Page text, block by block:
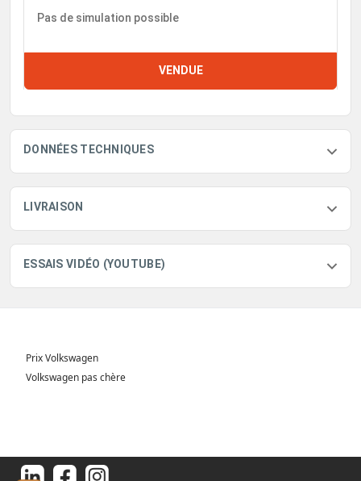
Pas de simulation possible
VENDUE
DONNÉES TECHNIQUES
LIVRAISON
ESSAIS VIDÉO (YOUTUBE)
Prix Volkswagen
Volkswagen pas chère